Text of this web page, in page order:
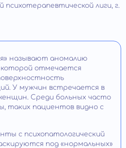
психотерапевтической лиги, г.
называют аномалию
которой отмечается
У мужчин встречается в
Среди больных часто
таких пациентов видно с
с психопатологический
под «нормальных»